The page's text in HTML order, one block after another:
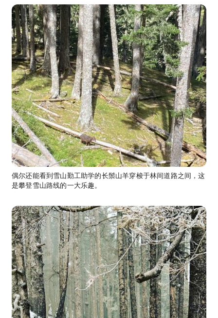
偶尔还能看到雪山勤工助学的长鬃山羊穿梭于林间道路之间，这
是攀登雪山路线的一大乐趣。